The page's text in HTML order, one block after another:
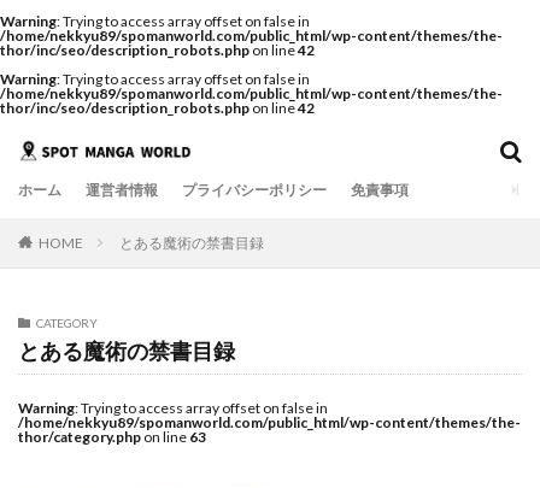
Warning: Trying to access array offset on false in
/home/nekkyu89/spomanworld.com/public_html/wp-content/themes/the-
thor/inc/seo/description_robots.php on line42
Warning: Trying to access array offset on false in
/home/nekkyu89/spomanworld.com/public_html/wp-content/themes/the-
thor/inc/seo/description_robots.php on line42
ホーム 運営者情報 プライバシーポリシー 免責事項
HOME とある魔術の禁書目録
CATEGORY
とある魔術の禁書目録
Warning: Trying to access array offset on false in
/home/nekkyu89/spomanworld.com/public_html/wp-content/themes/the-
thor/category.php on line 63